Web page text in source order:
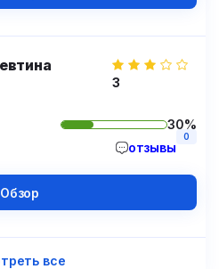
3
30%
отзывы
0
Обзор
все